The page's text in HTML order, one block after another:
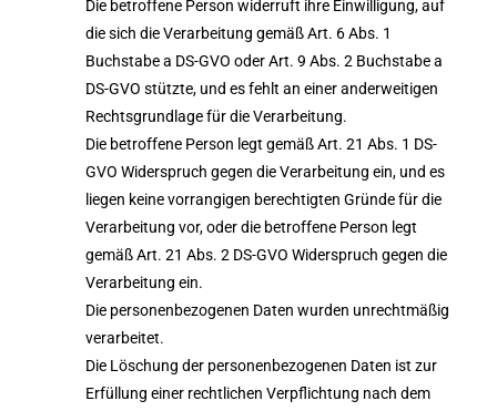
Die betroffene Person widerruft ihre Einwilligung, auf
die sich die Verarbeitung gemäß Art. 6 Abs. 1
Buchstabe a DS-GVO oder Art. 9 Abs. 2 Buchstabe a
DS-GVO stützte, und es fehlt an einer anderweitigen
Rechtsgrundlage für die Verarbeitung.
Die betroffene Person legt gemäß Art. 21 Abs. 1 DS-
GVO Widerspruch gegen die Verarbeitung ein, und es
liegen keine vorrangigen berechtigten Gründe für die
Verarbeitung vor, oder die betroffene Person legt
gemäß Art. 21 Abs. 2 DS-GVO Widerspruch gegen die
Verarbeitung ein.
Die personenbezogenen Daten wurden unrechtmäßig
verarbeitet.
Die Löschung der personenbezogenen Daten ist zur
Erfüllung einer rechtlichen Verpflichtung nach dem